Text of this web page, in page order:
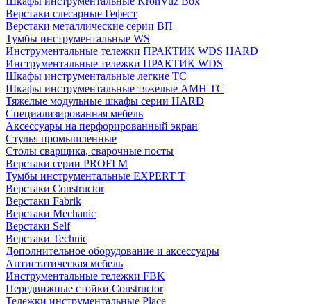
Верстаки слесарные Гефест
Верстаки металлические серии ВП
Тумбы инструментальные WS
Инструментальные тележки ПРАКТИК WDS HARD
Инструментальные тележки ПРАКТИК WDS
Шкафы инструментальные легкие ТС
Шкафы инструментальные тяжелые AMH TC
Тяжелые модульные шкафы серии HARD
Cпециализированная мебель
Аксессуары на перфорированный экран
Стулья промышленные
Столы сварщика, сварочные посты
Верстаки серии PROFI M
Тумбы инструментальные EXPERT T
Верстаки Constructor
Верстаки Fabrik
Верстаки Mechanic
Верстаки Self
Верстаки Technic
Дополнительное оборудование и аксессуары
Антистатическая мебель
Инструментальные тележки FBK
Передвижные стойки Constructor
Тележки инструментальные Place